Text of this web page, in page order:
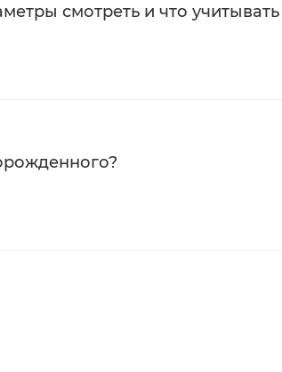
смотреть и что учитывать